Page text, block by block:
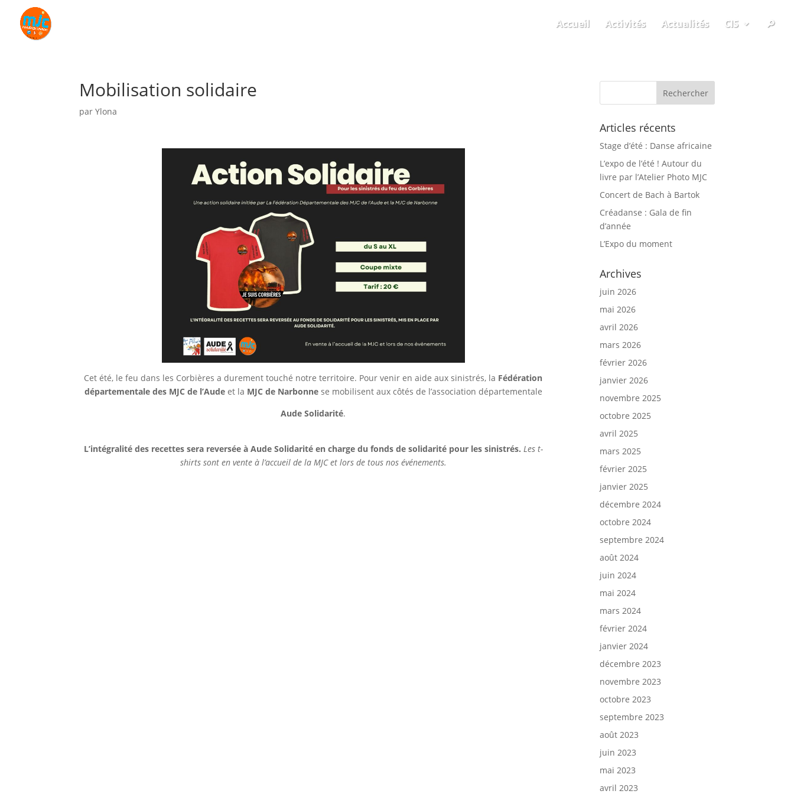
Accueil Activités Actualités CIS 🔎
Mobilisation solidaire
parYlona
Cet été, le feu dans les Corbières a durement touché notre territoire. Pour venir en aide aux sinistrés, la Fédération
départementale des MJC de l’Audeet la MJC de Narbonnese mobilisent aux côtés de l’association départementale
Aude Solidarité.
L’intégralité des recettes sera reversée à Aude Solidarité en charge du fonds de solidarité pour les sinistrés. Les t-
shirts sont en vente à l’accueil de la MJC et lors de tous nos événements.
Articles récents
Stage d’été : Danse africaine
L’expo de l’été ! Autour du
livre par l’Atelier Photo MJC
Concert de Bach à Bartok
Créadanse : Gala de fin
d’année
L’Expo du moment
Archives
juin 2026
mai 2026
avril 2026
mars 2026
février 2026
janvier 2026
novembre 2025
octobre 2025
avril 2025
mars 2025
février 2025
janvier 2025
décembre 2024
octobre 2024
septembre 2024
août 2024
juin 2024
mai 2024
mars 2024
février 2024
janvier 2024
décembre 2023
novembre 2023
octobre 2023
septembre 2023
août 2023
juin 2023
mai 2023
avril 2023